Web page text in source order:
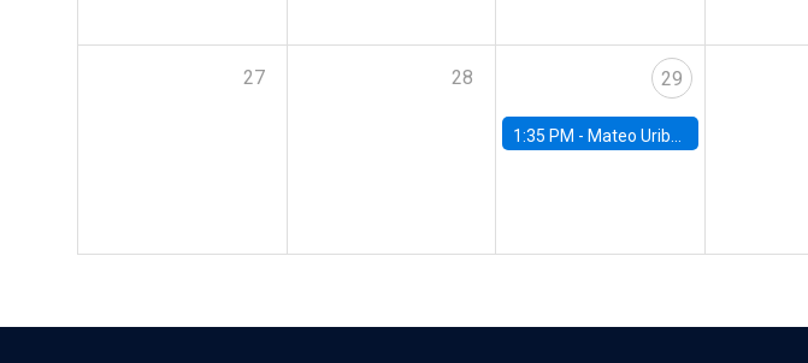
27 28 29
1:35 PM - Mateo Uribe-Castro, Universidad de los Andes (Colombia)